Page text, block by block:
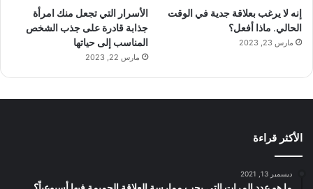
إنه لا يرغب بعلاقة جدية في الوقت
الحالي. ماذا أفعل؟
مارس 23, 2023
الأسرار التي تجعل منك امرأة
جذابة قادرة على جذب الشخص
المناسب إلى حياتها
مارس 22, 2023
الأكثر قراءة
ديسمبر 13, 2021